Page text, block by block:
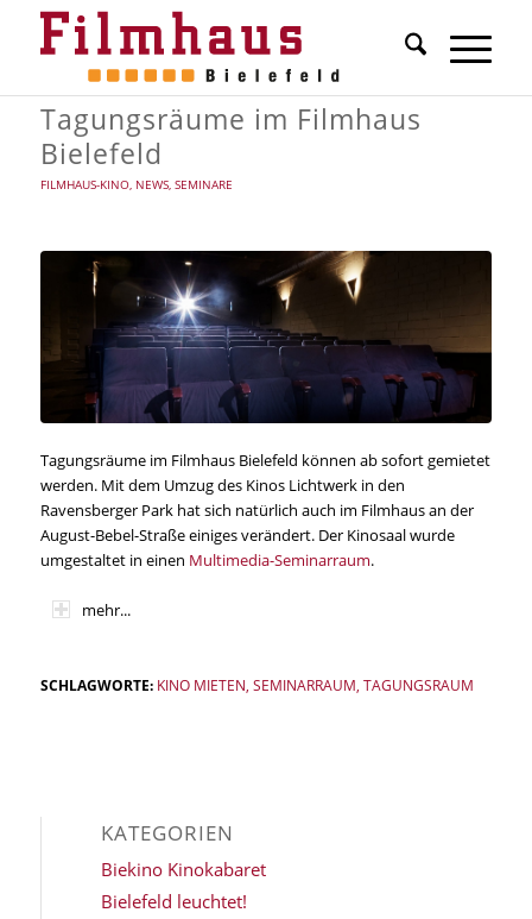
Tagungsräume im Filmhaus
Bielefeld
FILMHAUS-KINO, NEWS, SEMINARE
Tagungsräume im Filmhaus Bielefeld können ab sofort gemietet
werden. Mit dem Umzug des Kinos Lichtwerk in den
Ravensberger Park hat sich natürlich auch im Filmhaus an der
August-Bebel-Straße einiges verändert. Der Kinosaal wurde
umgestaltet in einen Multimedia-Seminarraum.
mehr...
SCHLAGWORTE: KINO MIETEN SEMINARRAUM TAGUNGSRAUM
KATEGORIEN
Biekino Kinokabaret
Bielefeld leuchtet!